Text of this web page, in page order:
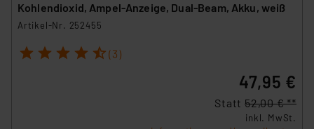
Kohlendioxid, Ampel-Anzeige, Dual-Beam, Akku, weiß
Artikel-Nr. 252455
1 2 3 4 5 (3)
47,95 €
Statt 52,00 € **
inkl. MwSt.